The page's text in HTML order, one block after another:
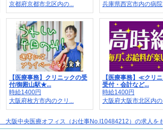
京都府京都市北区内の...
兵庫県西宮市内の病院
【医療事務】クリニックの受
付/御殿山駅★...
時給1400円
大阪府枚方市内のクリ...
【医療事務】≪クリ
受付・会計など...
時給1400円
大阪府大阪市北区内
阪中央医療オフィス（お仕事No.I10484212）の求人を